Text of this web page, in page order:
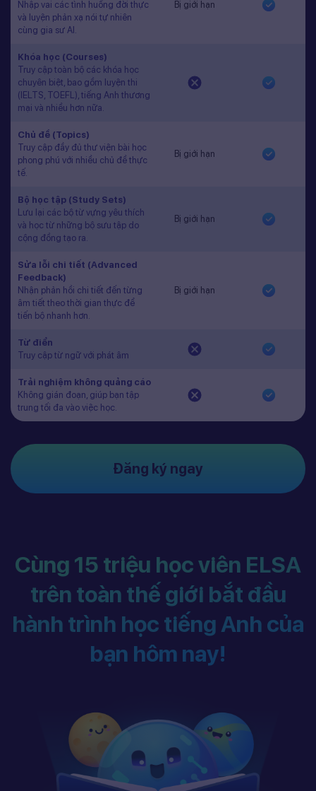
Nhập vai các tình huống đời thực
và luyện phản xạ nói tự nhiên
cùng gia sư AI.
Bị giới hạn
Khóa học (Courses)
Truy cập toàn bộ các khóa học
chuyên biệt, bao gồm luyện thi
(IELTS, TOEFL), tiếng Anh thương
mại và nhiều hơn nữa.
Chủ đề (Topics)
Truy cập đầy đủ thư viện bài học
phong phú với nhiều chủ đề thực
tế.
Bị giới hạn
Bộ học tập (Study Sets)
Lưu lại các bộ từ vựng yêu thích
và học từ những bộ sưu tập do
cộng đồng tạo ra.
Bị giới hạn
Sửa lỗi chi tiết (Advanced
Feedback)
Nhận phản hồi chi tiết đến từng
âm tiết theo thời gian thực để
tiến bộ nhanh hơn.
Bị giới hạn
Từ điển
Truy cập từ ngữ với phát âm
Trải nghiệm không quảng cáo
Không gián đoạn, giúp bạn tập
trung tối đa vào việc học.
Đăng ký ngay
Cùng 15 triệu học viên ELSA
trên toàn thế giới bắt đầu
hành trình học tiếng Anh của
bạn hôm nay!